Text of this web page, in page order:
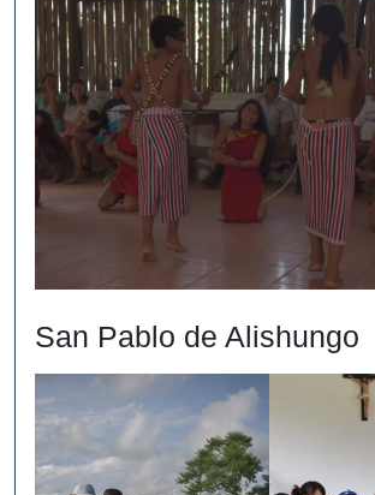
San Pablo de Alishungo